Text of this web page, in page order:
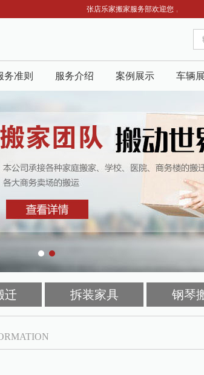
张店乐家搬家服务部欢迎您，我们从
务准则 服务介绍 案例展示 车辆
迁 拆装家具 钢琴